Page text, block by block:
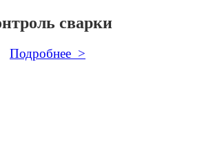
сварки
Подробнее >